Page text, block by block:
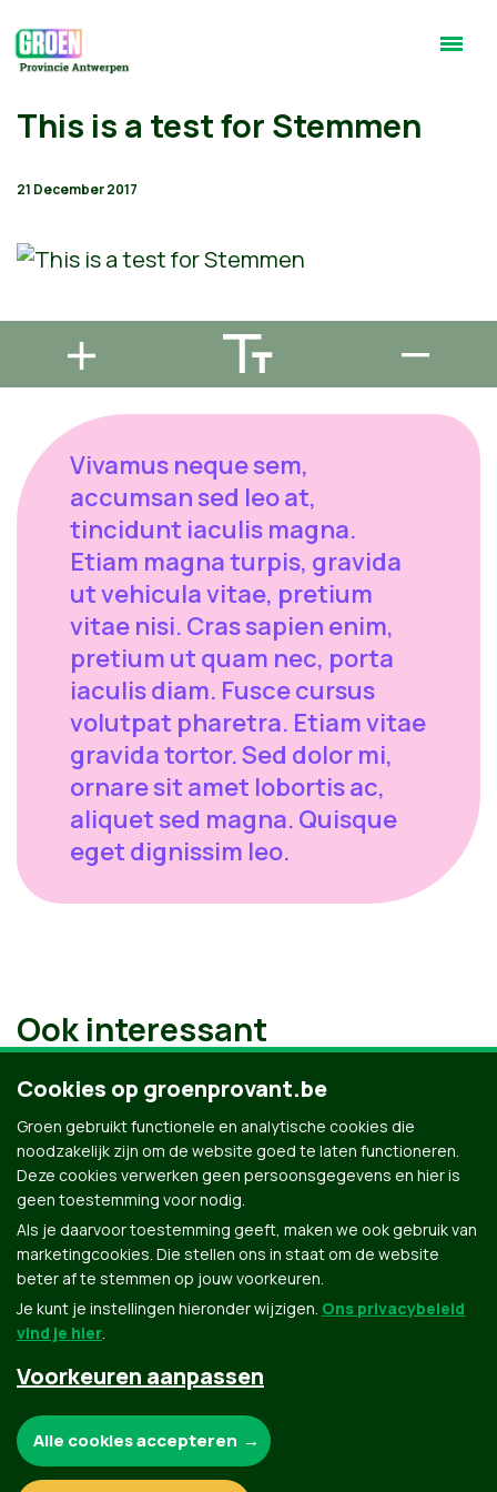
This is a test for Stemmen
21 December 2017
Vivamus neque sem,
accumsan sed leo at,
tincidunt iaculis magna.
Etiam magna turpis, gravida
ut vehicula vitae, pretium
vitae nisi. Cras sapien enim,
pretium ut quam nec, porta
iaculis diam. Fusce cursus
volutpat pharetra. Etiam vitae
gravida tortor. Sed dolor mi,
ornare sit amet lobortis ac,
aliquet sed magna. Quisque
eget dignissim leo.
Ook interessant
Groen.be
Contact Privacybeleid
Cookies op groenprovant.be
Groen gebruikt functionele en analytische cookies die
noodzakelijk zijn om de website goed te laten functioneren.
Deze cookies verwerken geen persoonsgegevens en hier is
geen toestemming voor nodig.
Als je daarvoor toestemming geeft, maken we ook gebruik van
marketingcookies. Die stellen ons in staat om de website
beter af te stemmen op jouw voorkeuren.
Je kunt je instellingen hieronder wijzigen. Ons privacybeleid
vind je hier.
Voorkeuren aanpassen
Alle cookies accepteren